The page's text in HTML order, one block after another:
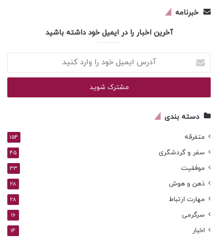
خبرنامه
آخرین اخبار را در ایمیل خود داشته باشید
ایمیل
خود
وارد
دسته بندی
متفرقه 154
سفر و گردشگری 45
موفقیت 33
ذهن و هوش 28
مهارت ارتباط 28
سرگرمی 16
اخبار 14